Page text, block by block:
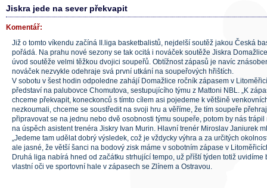
Jiskra jede na sever překvapit
Komentář:
Již o tomto víkendu začíná II.liga basketbalistů, nejdelší soutěž jakou Česká
pořádá. Na prahu nové sezony se tak ocitá i nováček soutěže Jiskra
úvod soutěže velmi těžkou dvojici soupeřů. Obtížnost zápasů je navíc
nováček nezvykle odehraje svá první utkání na soupeřových hřištích.
V sobotu v šest hodin odpoledne zahájí Domažlice ročník zápasem v
představí na palubovce Chomutova, sestupujícího týmu z Mattoni NBL. „K
chceme překvapit, koneckonců s tímto cílem asi pojedeme k většině
nezkoumali, chceme se soustředit na svoji hru a věříme, že tím soupeře
připravovat se na jednu nebo dvě osobnosti týmu soupeře, potom by nás trápil
na úspěch asistent trenéra Jiskry Ivan Murin. Hlavní trenér Miroslav Janiurek
„Jedeme tam udělat dobrý výsledek, což je vždycky výhra a za určitých
ale jasné, že větší šanci na bodový zisk máme v sobotním zápase v
Druhá liga nabírá hned od začátku strhující tempo, už příští týden totiž uvidíme
vlastní oči ve sportovní hale v zápasech se Zlínem a Ostravou.